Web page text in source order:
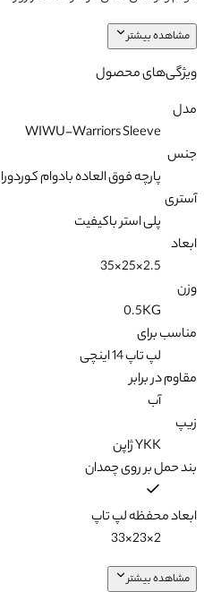
مشاهده بیشتر
ویژگی‌های محصول
مدل
WIWU-Warriors Sleeve
جنس
پارچه فوق العاده بادوام کوردورا 1000D
آستری
پلی استر باکیفیت
ابعاد
2.5×25×35
وزن
0.5KG
مناسب برای
لپ تاپ 14 اینچی
مقاوم در برابر
آب
زیپ
YKK ژاپن
بند حمل بر روی چمدان
ابعاد محفظه لپ تاپ
2×23×33
مشاهده بیشتر